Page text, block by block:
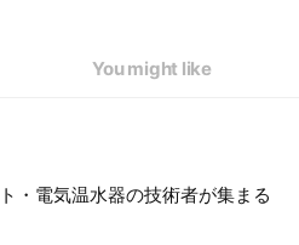
You might like
・電気温水器の技術者が集まる